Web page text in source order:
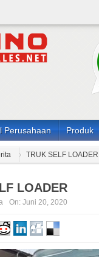
Perusahaan Produk
TRUK SELF LOADER
LOADER
On: Juni 20, 2020